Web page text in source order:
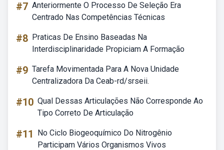
#7 Anteriormente O Processo De Seleção Era
Centrado Nas Competências Técnicas
#8 Praticas De Ensino Baseadas Na
Interdisciplinaridade Propiciam A Formação
#9 Tarefa Movimentada Para A Nova Unidade
Centralizadora Da Ceab-rd/srseii.
#10 Qual Dessas Articulações Não Corresponde Ao
Tipo Correto De Articulação
#11
No Ciclo Biogeoquímico Do Nitrogênio
Participam Vários Organismos Vivos